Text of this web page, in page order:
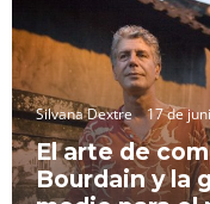
Silvana Dextre 17 de
El arte de
Bourdain y la